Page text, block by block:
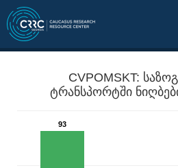
CVPOMSKT:
ტრანსპორტში
93